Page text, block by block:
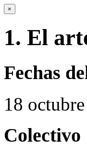
×
1. El
Fechas
18 octubre
Colectivo